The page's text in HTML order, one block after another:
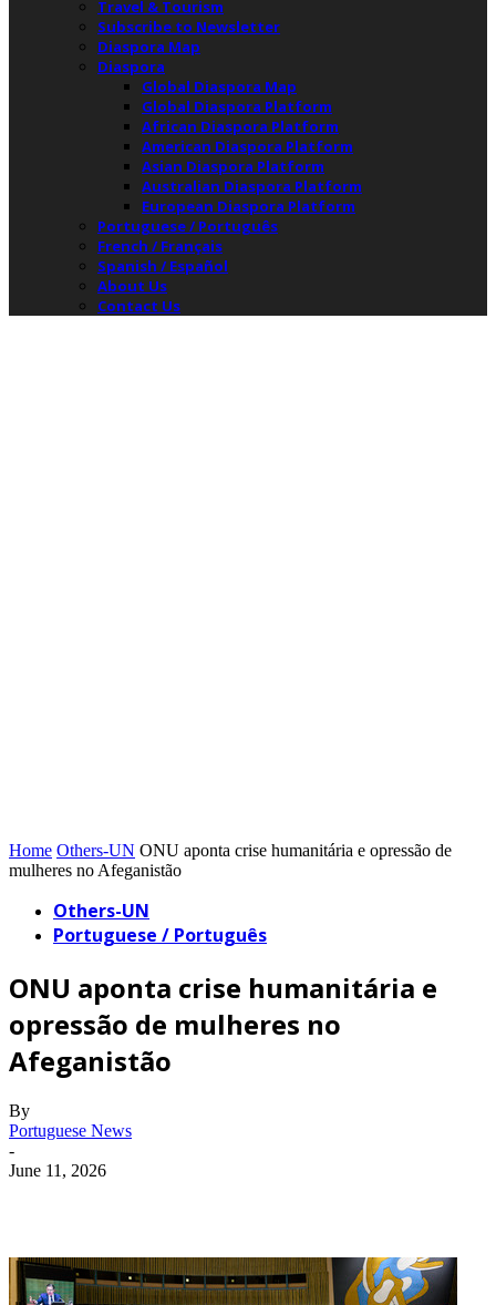
Travel & Tourism
Subscribe to Newsletter
Diaspora Map
Diaspora
Global Diaspora Map
Global Diaspora Platform
African Diaspora Platform
American Diaspora Platform
Asian Diaspora Platform
Australian Diaspora Platform
European Diaspora Platform
Portuguese / Português
French / Français
Spanish / Español
About Us
Contact Us
Home Others-UN ONU aponta crise humanitária e opressão de
mulheres no Afeganistão
Others-UN
Portuguese / Português
ONU aponta crise humanitária e
opressão de mulheres no
Afeganistão
By
Portuguese News
-
June 11, 2026